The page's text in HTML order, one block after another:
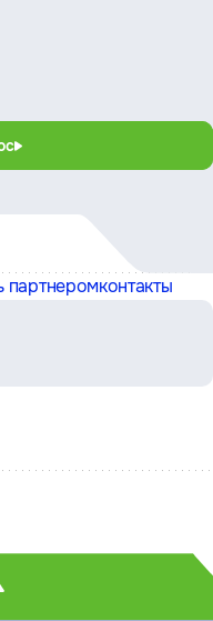
партнеромконтакты